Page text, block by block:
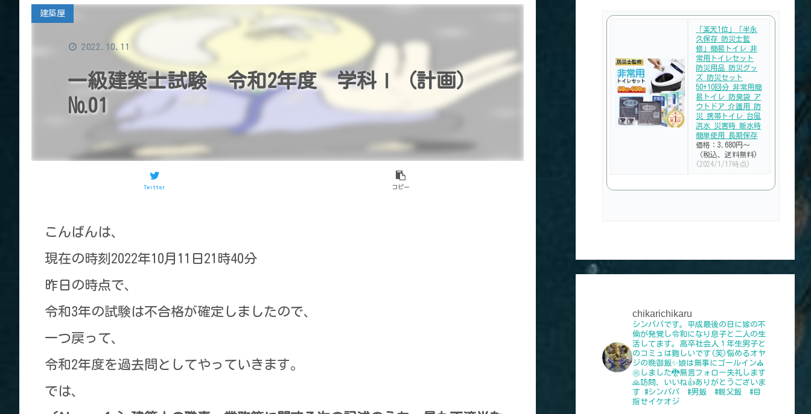
一級建築士試験 令和2年度 学科Ⅰ（計画）
№01
建築屋
Twitter コピー
2022.10.11
こんばんは、
現在の時刻2022年10月11日21時40分
昨日の時点で、
令和3年の試験は不合格が確定しましたので、
一つ戻って、
令和2年度を過去問としてやっていきます。
では、
「楽天1位」「半永
久保存 防災士監
修」簡易トイレ 非
常用トイレセット
防災用品 防災グッ
ズ 防災セット
50+10回分 非常用簡
易トイレ 防臭袋 ア
ウトドア 介護用 防
災 携帯トイレ 台風
洪水 災害時 断水時
簡単使用 長期保存
価格：3,680円～
（税込、送料無料)
(2024/1/17時点)
chikarichikaru
シンパパです。平成最後の日に嫁の不
倫が発覚し令和になり息子と二人の生
活してます。高卒社会人１年生男子と
のコミュは難しいです(笑)悩めるオヤ
ジの晩御飯✨娘は無事にゴールイン⛪
㊗️しました🐉無言フォロー失礼します
🙏訪問、いいね👍️ありがとうございま
す #シンパパ #男飯 #親父飯 #目
指せイケオジ